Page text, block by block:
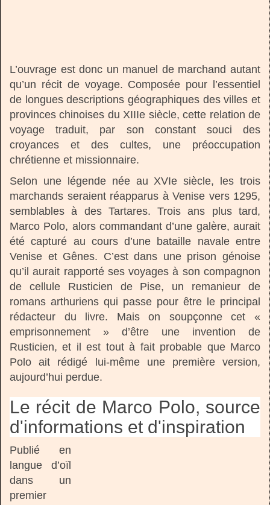
L’ouvrage est donc un manuel de marchand autant
qu’un récit de voyage. Composée pour l’essentiel
de longues descriptions géographiques des villes et
provinces chinoises du XIIIe siècle, cette relation de
voyage traduit, par son constant souci des
croyances et des cultes, une préoccupation
chrétienne et missionnaire.
Selon une légende née au XVIe siècle, les trois
marchands seraient réapparus à Venise vers 1295,
semblables à des Tartares. Trois ans plus tard,
Marco Polo, alors commandant d’une galère, aurait
été capturé au cours d’une bataille navale entre
Venise et Gênes. C’est dans une prison génoise
qu’il aurait rapporté ses voyages à son compagnon
de cellule Rusticien de Pise, un remanieur de
romans arthuriens qui passe pour être le principal
rédacteur du livre. Mais on soupçonne cet «
emprisonnement » d’être une invention de
Rusticien, et il est tout à fait probable que Marco
Polo ait rédigé lui-même une première version,
aujourd’hui perdue.
Le récit de Marco Polo, source
d'informations et d'inspiration
Publié en
langue d’oïl
dans un
premier